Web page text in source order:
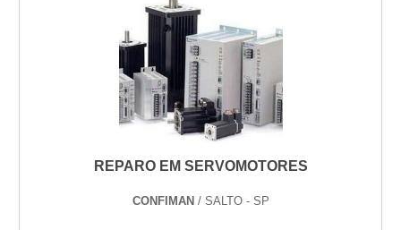
REPARO EM SERVOMOTORES
CONFIMAN/ SALTO - SP